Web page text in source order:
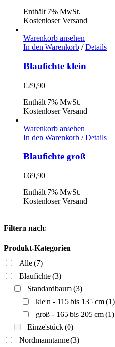
Enthält 7% MwSt.
Kostenloser Versand
Warenkorb ansehen
In den Warenkorb / Details
Blaufichte klein
€29,90
Enthält 7% MwSt.
Kostenloser Versand
Warenkorb ansehen
In den Warenkorb / Details
Blaufichte groß
€69,90
Enthält 7% MwSt.
Kostenloser Versand
Filtern nach:
Produkt-Kategorien
Alle(7)
Blaufichte(3)
Standardbaum(3)
klein - 115 bis 135 cm(1)
groß - 165 bis 205 cm(1)
Einzelstück(0)
Nordmanntanne(3)